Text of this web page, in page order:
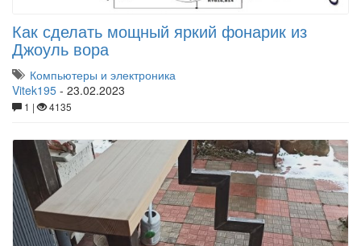
Как сделать мощный яркий фонарик из
Джоуль вора
Компьютеры и электроника
Vitek195 - 23.02.2023
1 | 4135